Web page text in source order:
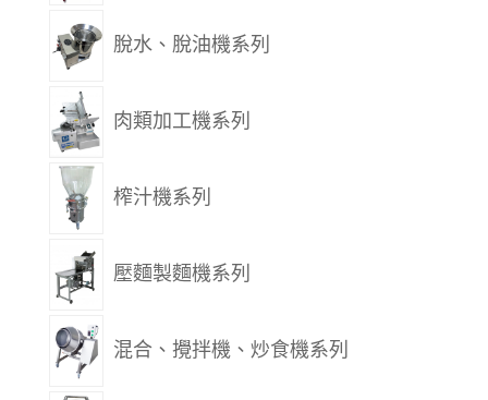
脫水、脫油機系列
肉類加工機系列
榨汁機系列
壓麵製麵機系列
混合、攪拌機、炒食機系列